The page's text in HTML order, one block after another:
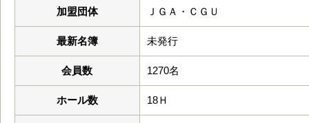
加盟団体 ＪＧＡ・ＣＧＵ
最新名簿 未発行
会員数 1270名
ホール数 18Ｈ